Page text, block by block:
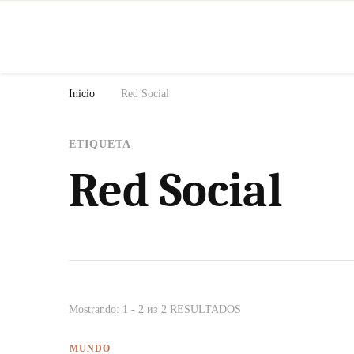
Inicio Red Social
ETIQUETA
Red Social
Mostrando: 1 - 2 из 2 RESULTADOS
MUNDO